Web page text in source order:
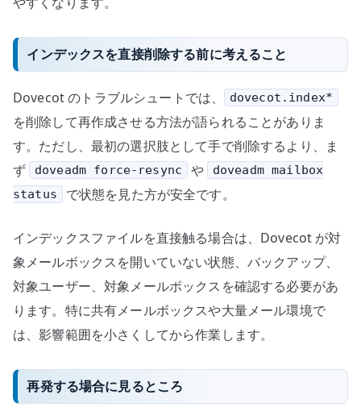
インデックスを直接削除する前に考えること
Dovecot のトラブルシュートでは、 dovecot.index*
を削除して再作成させる方法が語られることがありま
す。ただし、最初の選択肢として手で削除するより、ま
ず
doveadm force-resync や
doveadm mailbox
status
で状態を見た方が安全です。
インデックスファイルを直接触る場合は、Dovecot が対
象メールボックスを開いていない状態、バックアップ、
対象ユーザー、対象メールボックスを確認する必要があ
ります。特に共有メールボックスや大量メール環境で
は、影響範囲を小さくしてから作業します。
再発する場合に見るところ